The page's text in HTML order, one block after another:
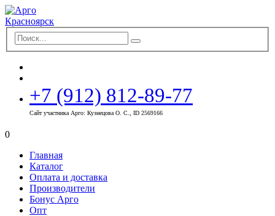
+7 (912) 812-89-77
Сайт участника Арго: Кузнецова О. С., ID 2569166
0
Главная
Каталог
Оплата и доставка
Производители
Бонус Арго
Опт